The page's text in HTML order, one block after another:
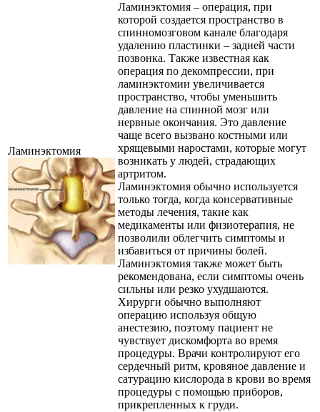
Ламинэктомия
Ламинэктомия – операция, при
которой создается пространство в
спинномозговом канале благодаря
удалению пластинки – задней части
позвонка. Также известная как
операция по декомпрессии, при
ламинэктомии увеличивается
пространство, чтобы уменьшить
давление на спинной мозг или
нервные окончания. Это давление
чаще всего вызвано костными или
хрящевыми наростами, которые могут
возникать у людей, страдающих
артритом.
Ламинэктомия обычно используется
только тогда, когда консервативные
методы лечения, такие как
медикаменты или физиотерапия, не
позволили облегчить симптомы и
избавиться от причины болей.
Ламинэктомия также может быть
рекомендована, если симптомы очень
сильны или резко ухудшаются.
Хирурги обычно выполняют
операцию используя общую
анестезию, поэтому пациент не
чувствует дискомфорта во время
процедуры. Врачи контролируют его
сердечный ритм, кровяное давление и
сатурацию кислорода в крови во время
процедуры с помощью приборов,
прикрепленных к груди.